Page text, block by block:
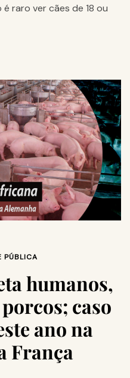
raro ver cães de 18 ou
PÚBLICA
humanos,
caso
ano na
França